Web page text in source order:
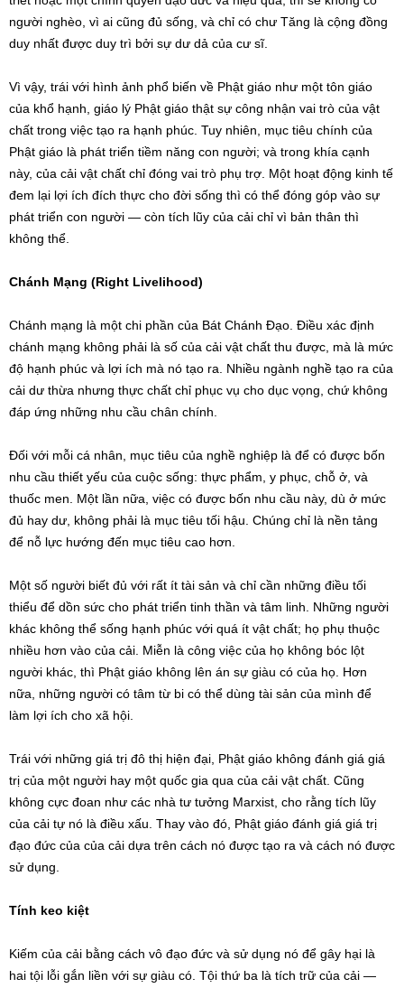
người nghèo, vì ai cũng đủ sống, và chỉ có chư Tăng là cộng đồng
duy nhất được duy trì bởi sự dư dả của cư sĩ.
Vì vậy, trái với hình ảnh phổ biến về Phật giáo như một tôn giáo
của khổ hạnh, giáo lý Phật giáo thật sự công nhận vai trò của vật
chất trong việc tạo ra hạnh phúc. Tuy nhiên, mục tiêu chính của
Phật giáo là phát triển tiềm năng con người; và trong khía cạnh
này, của cải vật chất chỉ đóng vai trò phụ trợ. Một hoạt động kinh tế
đem lại lợi ích đích thực cho đời sống thì có thể đóng góp vào sự
phát triển con người — còn tích lũy của cải chỉ vì bản thân thì
không thể.
Chánh Mạng (Right Livelihood)
Chánh mạng là một chi phần của Bát Chánh Đạo. Điều xác định
chánh mạng không phải là số của cải vật chất thu được, mà là mức
độ hạnh phúc và lợi ích mà nó tạo ra. Nhiều ngành nghề tạo ra của
cải dư thừa nhưng thực chất chỉ phục vụ cho dục vọng, chứ không
đáp ứng những nhu cầu chân chính.
Đối với mỗi cá nhân, mục tiêu của nghề nghiệp là để có được bốn
nhu cầu thiết yếu của cuộc sống: thực phẩm, y phục, chỗ ở, và
thuốc men. Một lần nữa, việc có được bốn nhu cầu này, dù ở mức
đủ hay dư, không phải là mục tiêu tối hậu. Chúng chỉ là nền tảng
để nỗ lực hướng đến mục tiêu cao hơn.
Một số người biết đủ với rất ít tài sản và chỉ cần những điều tối
thiểu để dồn sức cho phát triển tinh thần và tâm linh. Những người
khác không thể sống hạnh phúc với quá ít vật chất; họ phụ thuộc
nhiều hơn vào của cải. Miễn là công việc của họ không bóc lột
người khác, thì Phật giáo không lên án sự giàu có của họ. Hơn
nữa, những người có tâm từ bi có thể dùng tài sản của mình để
làm lợi ích cho xã hội.
Trái với những giá trị đô thị hiện đại, Phật giáo không đánh giá giá
trị của một người hay một quốc gia qua của cải vật chất. Cũng
không cực đoan như các nhà tư tưởng Marxist, cho rằng tích lũy
của cải tự nó là điều xấu. Thay vào đó, Phật giáo đánh giá giá trị
đạo đức của của cải dựa trên cách nó được tạo ra và cách nó được
sử dụng.
Tính keo kiệt
Kiếm của cải bằng cách vô đạo đức và sử dụng nó để gây hại là
hai tội lỗi gắn liền với sự giàu có. Tội thứ ba là tích trữ của cải —